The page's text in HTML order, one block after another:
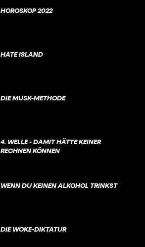
HOROSKOP 2022
HATE ISLAND
DIE MUSK-METHODE
4. WELLE - DAMIT HÄTTE KEINER
RECHNEN KÖNNEN
WENN DU KEINEN ALKOHOL TRINKST
DIE WOKE-DIKTATUR